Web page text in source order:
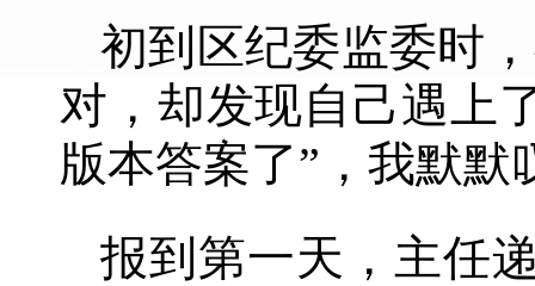
初到区纪委监委时
对，却发现自己遇上
版本答案了”，我默默
报到第一天，主任